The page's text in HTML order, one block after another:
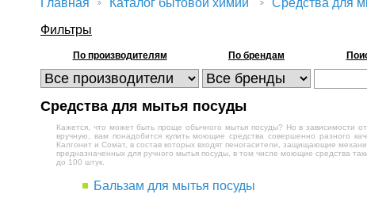
Главная
Каталог бытовой химии
Средства для
Фильтры
По производителям По брендам
Средства для мытья посуды
Кажется, что может быть проще обычного мытья посуды? Но в зависимости
вручную, вам понадобится купить моющие средства совершенно разного
Калгонит и Сомат, в состав которых входят пеногасители, защищающие
предназначенных для ручного мытья посуды , в том числе моющие средства
до 100 штук.
Бальзам для мытья посуды